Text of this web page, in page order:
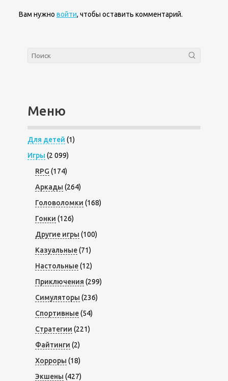
Вам нужно войти, чтобы оставить комментарий.
Меню
Для детей (1)
Игры (2 099)
RPG (174)
Аркады (264)
Головоломки (168)
Гонки (126)
Другие игры (100)
Казуальные(71)
Настольные(12)
Приключения (299)
Симуляторы (236)
Спортивные(54)
Стратегии (221)
Файтинги (2)
Хорроры (18)
Экшены (427)